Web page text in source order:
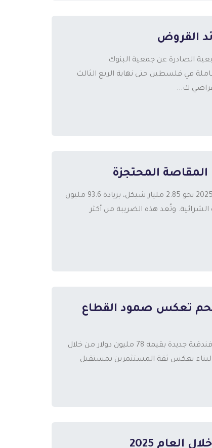
الصادرة عن جمعية البنوك
إيرادات البنوك العاملة في فلسطين حتى نهاية الربع الثالث
سجّلت إيرادات ضريبة المحروقات (البلو) خلال الأشهر العشرة الأولى من عام 2025 نحو 2.85 مليار شيكل، بزيادة 93.6 مليون
والقدرة الشرائية. وتُعد هذه الضريبة من أكثر
دولار في بيت لحم تعكس صمود القطاع
أكد وزير السياحة والآثار هاني الحايك أن محافظة بيت لحم شهدت استثمارات فندقية جديدة بقيمة 78 مليون دولار من خلال
البناء يعكس ثقة المستثمرين بمستقبل
2025